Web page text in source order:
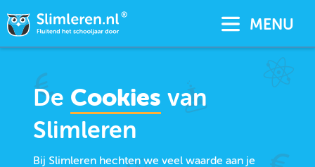
MENU
De Cookies van
Slimleren
Bij Slimleren hechten we veel waarde aan je